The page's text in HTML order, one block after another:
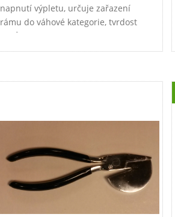
napnutí výpletu, určuje zařazení
rámu do váhové kategorie, tvrdost
míčů, kg/lbs.